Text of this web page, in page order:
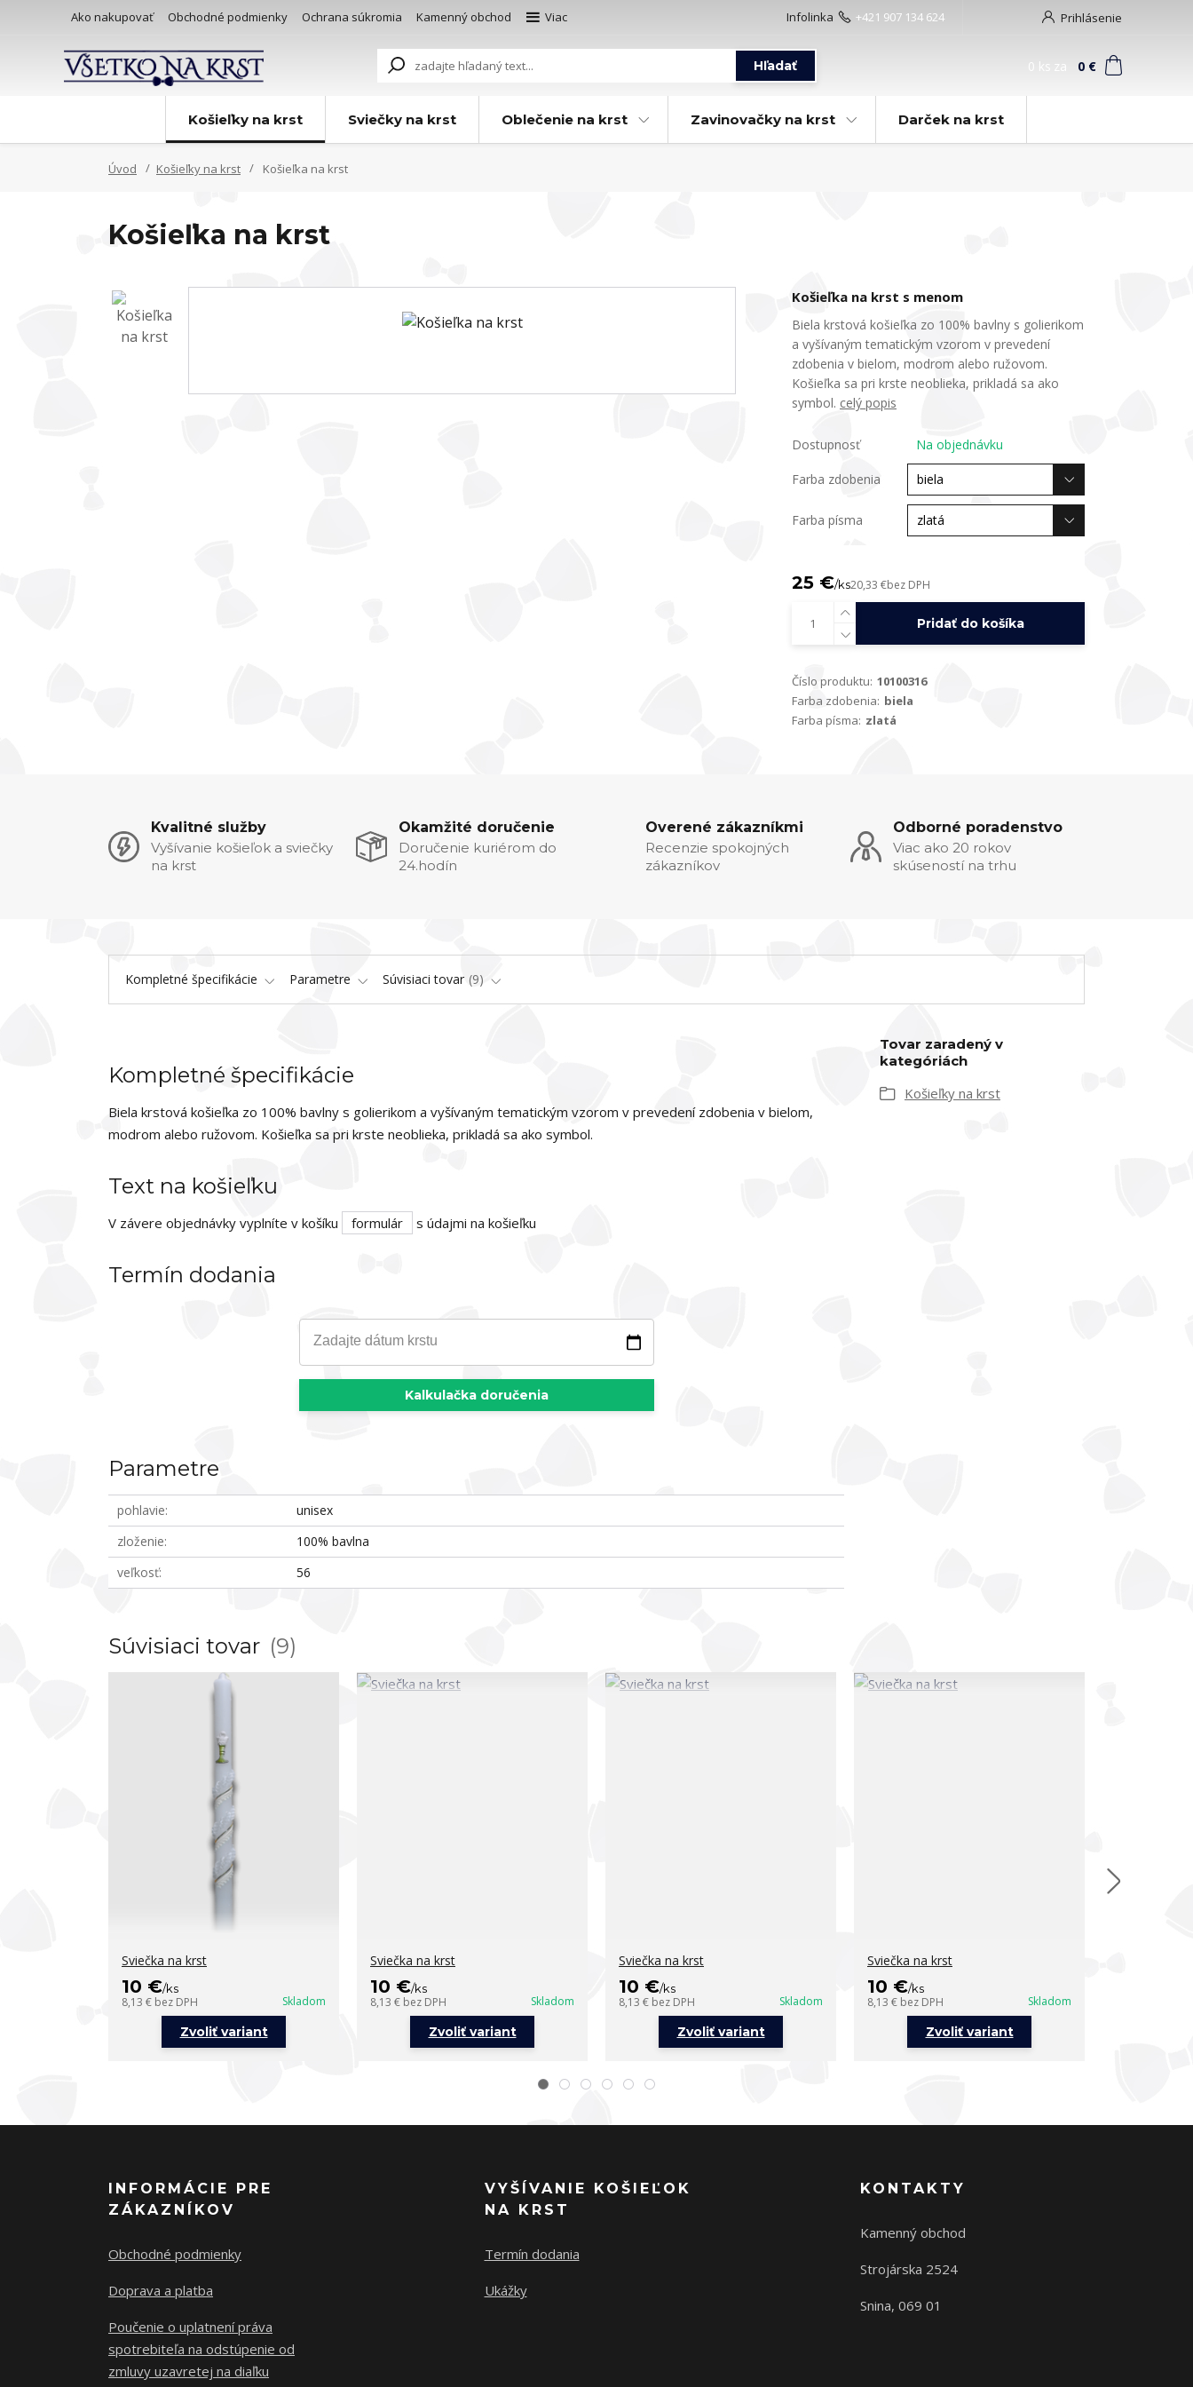
Ako nakupovať Obchodné podmienky Ochrana súkromia Kamenný obchod Viac Prihlásenie
Hľadať
Infolinka +421 907 134 624
0 ks za 0 €
Košieľky na krst Sviečky na krst Oblečenie na krst Zavinovačky na krst Darček na krst
Úvod Košieľky na krst Košieľka na krst
Košieľka na krst
Košieľka na krst s menom
Biela krstová košieľka zo 100% bavlny s golierikom
a vyšívaným tematickým vzorom v prevedení
zdobenia v bielom, modrom alebo ružovom.
Košieľka sa pri krste neoblieka, prikladá sa ako
symbol. celý popis
Dostupnosť Na objednávku
Farba zdobenia
Farba písma
25 €/ks20,33 €bez DPH
Pridať do košíka
Číslo produktu: 10100316
Farba zdobenia: biela
Farba písma: zlatá
Kvalitné služby
Vyšívanie košieľok a sviečky
na krst
Okamžité doručenie
Doručenie kuriérom do
24.hodín
Overené zákazníkmi
Recenzie spokojných
zákazníkov
Odborné poradenstvo
Viac ako 20 rokov
skúseností na trhu
Kompletné špecifikácie Parametre Súvisiaci tovar 9
Kompletné špecifikácie
Biela krstová košieľka zo 100% bavlny s golierikom a vyšívaným tematickým vzorom v prevedení zdobenia v bielom,
modrom alebo ružovom. Košieľka sa pri krste neoblieka, prikladá sa ako symbol.
Text na košieľku
V závere objednávky vyplníte v košíku formulár s údajmi na košieľku
Termín dodania
Zadajte dátum krstu
Kalkulačka doručenia
Parametre
pohlavie
unisex
zloženie
100% bavlna
veľkosť
56
Tovar zaradený v
kategóriách
Košieľky na krst
Súvisiaci tovar 9
Sviečka na krst
10 €/ks
8,13 € bez DPH Skladom
Zvoliť variant
Sviečka na krst
10 €/ks
8,13 € bez DPH Skladom
Zvoliť variant
Sviečka na krst
10 €/ks
8,13 € bez DPH Skladom
Zvoliť variant
Sviečka na krst
10 €/ks
8,13 € bez DPH Skladom
Zvoliť variant
INFORMÁCIE PRE
ZÁKAZNÍKOV
Obchodné podmienky
Doprava a platba
Poučenie o uplatnení práva
spotrebiteľa na odstúpenie od
zmluvy uzavretej na diaľku
VYŠÍVANIE KOŠIEĽOK
NA KRST
Termín dodania
Ukážky
KONTAKTY
Kamenný obchod
Strojárska 2524
Snina, 069 01